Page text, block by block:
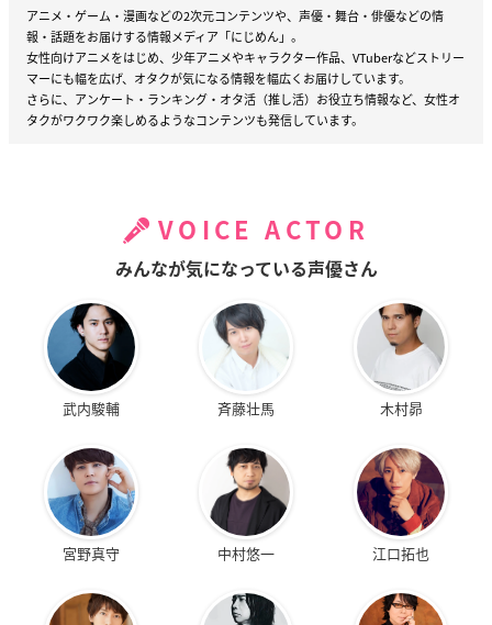
アニメ・ゲーム・漫画などの2次元コンテンツや、声優・舞台・俳優などの情
報・話題をお届けする情報メディア「にじめん」。
女性向けアニメをはじめ、少年アニメやキャラクター作品、VTuberなどストリー
マーにも幅を広げ、オタクが気になる情報を幅広くお届けしています。
さらに、アンケート・ランキング・オタ活（推し活）お役立ち情報など、女性オ
タクがワクワク楽しめるようなコンテンツも発信しています。
VOICE ACTOR
みんなが気になっている声優さん
武内駿輔 斉藤壮馬 木村昴
宮野真守 中村悠一 江口拓也